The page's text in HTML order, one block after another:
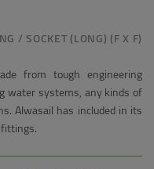
/ SOCKET (LONG) (F X F)
from tough engineering
water systems, any kinds of
Alwasail has included in its